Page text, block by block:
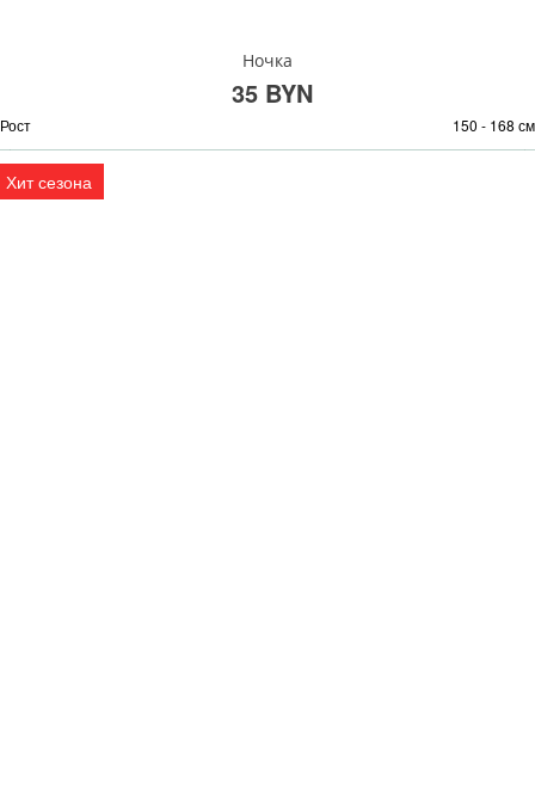
Ночка
35 BYN
Рост 150 - 168 см
Хит сезона